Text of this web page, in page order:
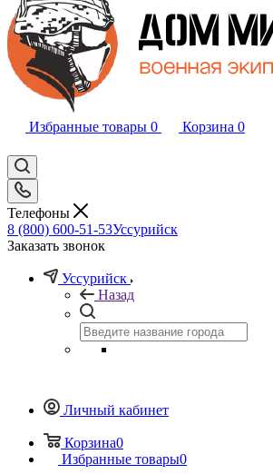
Избранные товары 0 Корзина 0
Телефоны
8 (800) 600-51-53Уссурийск
Заказать звонок
Уссурийск
Назад
Личный кабинет
Корзина0
Избранные товары0